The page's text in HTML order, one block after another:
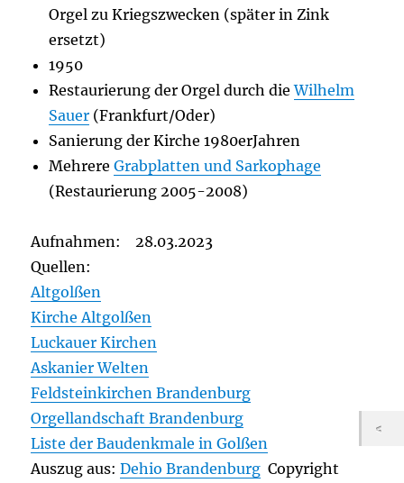
Orgel zu Kriegszwecken (später in Zink
ersetzt)
1950
Restaurierung der Orgel durch dieWilhelm
Sauer (Frankfurt/Oder)
Sanierung der Kirche 1980erJahren
MehrereGrabplatten und Sarkophage
(Restaurierung 2005-2008)
Aufnahmen: 28.03.2023
Quellen:
Altgolßen
Kirche Altgolßen
Luckauer Kirchen
Askanier Welten
Feldsteinkirchen Brandenburg
Orgellandschaft Brandenburg
Liste der Baudenkmale in Golßen
Auszug aus:Dehio Brandenburg Copyright